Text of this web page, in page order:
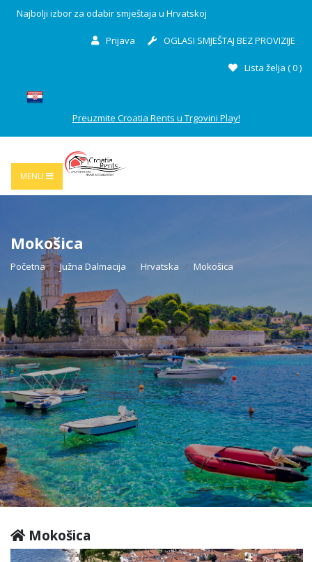
Najbolji izbor za odabir smještaja u Hrvatskoj
Prijava OGLASI SMJEŠTAJ BEZ PROVIZIJE
Lista želja (0)
Preuzmite Croatia Rents u Trgovini Play!
MENU
Mokošica
Početna Južna Dalmacija Hrvatska Mokošica
Mokošica